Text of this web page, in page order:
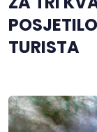
TURISTA